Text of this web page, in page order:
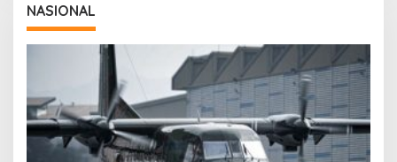
NASIONAL